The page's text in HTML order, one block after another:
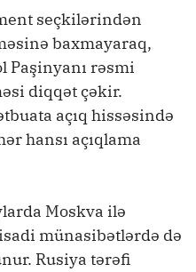
seçkilərindən
baxmayaraq,
Paşinyanı rəsmi
diqqət çəkir.
açıq hissəsində
hansı açıqlama
Moskva ilə
münasibətlərdə də
Rusiya tərəfi